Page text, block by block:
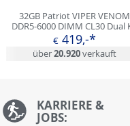
32GB Patriot VIPER VENOM
DDR5-6000 DIMM CL30 Dual
€ 419,-*
über20.920verkauft
KARRIERE &
JOBS: